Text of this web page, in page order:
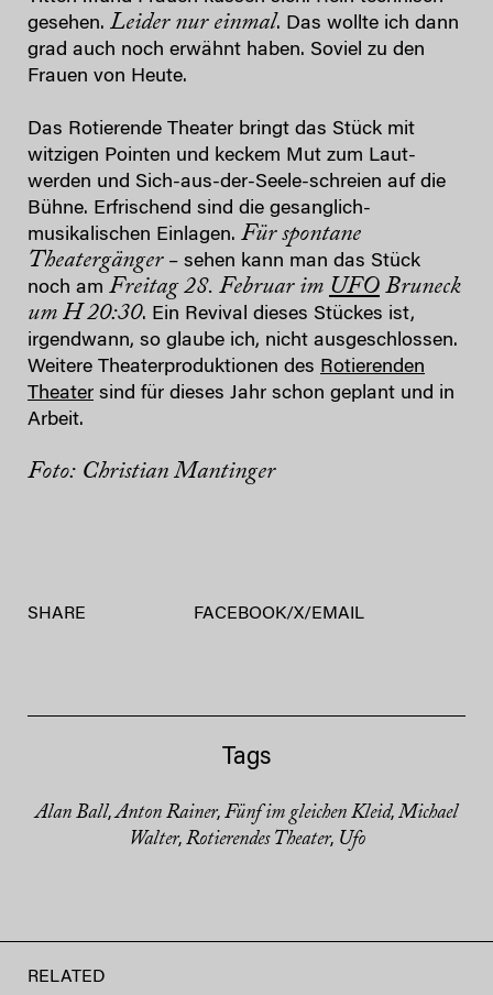
gesehen. Leider nur einmal. Das wollte ich dann
grad auch noch erwähnt haben. Soviel zu den
Frauen von Heute.
Das Rotierende Theater bringt das Stück mit
witzigen Pointen und keckem Mut zum Laut-
werden und Sich-aus-der-Seele-schreien auf die
Bühne. Erfrischend sind die gesanglich-
musikalischen Einlagen. Für spontane
Theatergänger– sehen kann man das Stück
noch am Freitag 28. Februar im UFO Bruneck
um H 20:30. Ein Revival dieses Stückes ist,
irgendwann, so glaube ich, nicht ausgeschlossen.
Weitere Theaterproduktionen des Rotierenden
Theater sind für dieses Jahr schon geplant und in
Arbeit.
Foto: Christian Mantinger
SHARE FACEBOOK/X/ EMAIL
Tags
Alan Ball,Anton Rainer, Fünf im gleichen Kleid, Michael
Walter, Rotierendes Theater, Ufo
RELATED